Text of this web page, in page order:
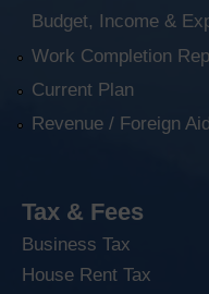
Budget, Income &
Work Completion
Current Plan
Revenue / Foreign Aid
Tax & Fees
Business Tax
House Rent Tax